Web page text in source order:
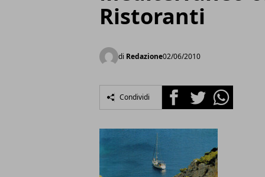
Ristoranti
di Redazione02/06/2010
Condividi FacebookTwitterWhatsapp